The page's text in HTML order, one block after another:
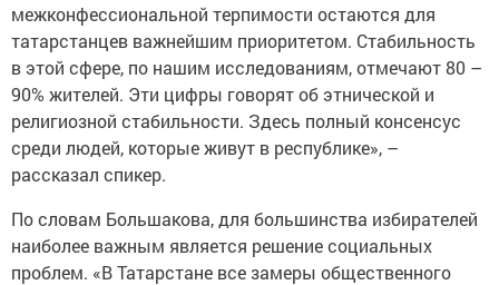
межконфессиональной терпимости остаются для
татарстанцев важнейшим приоритетом. Стабильность
в этой сфере, по нашим исследованиям, отмечают 80 –
90% жителей. Эти цифры говорят об этнической и
религиозной стабильности. Здесь полный консенсус
среди людей, которые живут в республике», –
рассказал спикер.
По словам Большакова, для большинства избирателей
наиболее важным является решение социальных
проблем. «В Татарстане все замеры общественного